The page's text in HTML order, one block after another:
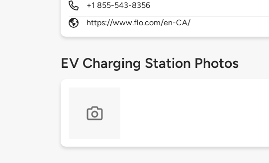
+1 855-543-8356
https://www.flo.com/en-CA/
EV Charging Station Photos